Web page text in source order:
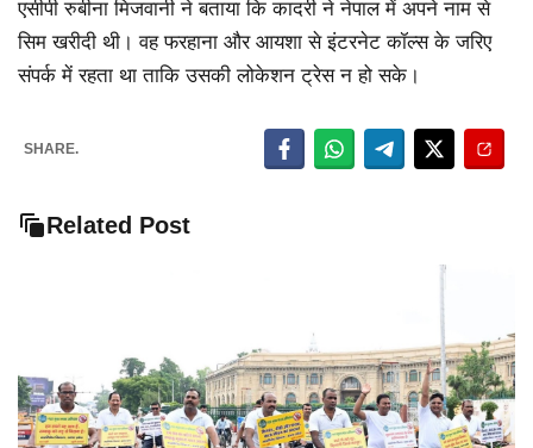
एसीपी रुबीना मिजवानी ने बताया कि कादरी ने नेपाल में अपने नाम से
सिम खरीदी थी। वह फरहाना और आयशा से इंटरनेट कॉल्स के जरिए
संपर्क में रहता था ताकि उसकी लोकेशन ट्रेस न हो सके।
SHARE.
Related Post